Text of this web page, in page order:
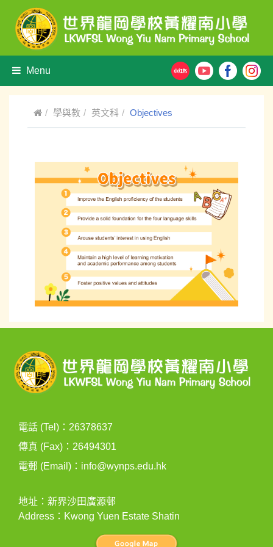
Menu
學與教 英文科 Objectives
電話 (Tel)：26378637
傳真 (Fax)：26494301
電郵 (Email)： info@wynps.edu.hk
地址：新界沙田廣源邨
Address：Kwong Yuen Estate Shatin